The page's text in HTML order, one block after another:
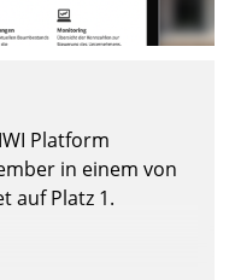
Platform
in einem von
auf Platz 1.